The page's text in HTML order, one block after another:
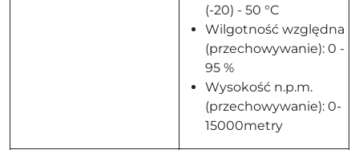
(-20) - 50 °C
Wilgotność względna
(przechowywanie): 0 -
95 %
Wysokość n.p.m.
(przechowywanie): 0-
15000metry